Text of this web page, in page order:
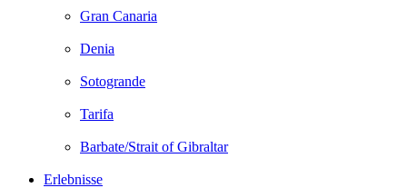
Gran Canaria
Denia
Sotogrande
Tarifa
Barbate/Strait of Gibraltar
Erlebnisse